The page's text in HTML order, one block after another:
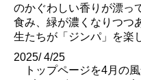
のかぐわしい香りが漂っ
食み、緑が濃くなりつつ
生たちが「ジンパ」を楽
2025/ 4/25
トップページを4月の風